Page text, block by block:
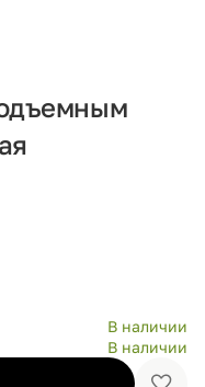
В наличии
В наличии